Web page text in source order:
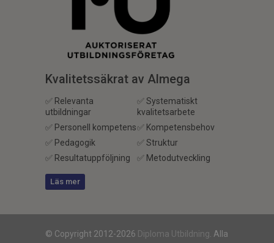
Kvalitetssäkrat av Almega
✅ Relevanta
utbildningar
✅ Personell kompetens
✅ Pedagogik
✅ Resultatuppföljning
✅ Systematiskt
kvalitetsarbete
✅ Kompetensbehov
✅ Struktur
✅ Metodutveckling
Läs mer
© Copyright 2012-2026 Diploma Utbildning. Alla